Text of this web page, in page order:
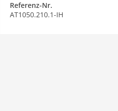
Referenz-Nr.
AT1050.210.1-IH